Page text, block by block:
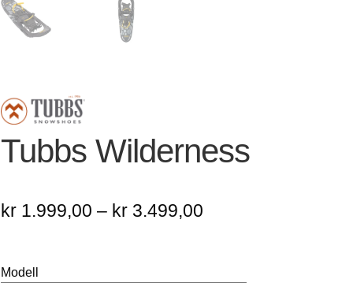
Tubbs Wilderness
kr 1.999,00 – kr 3.499,00
Modell